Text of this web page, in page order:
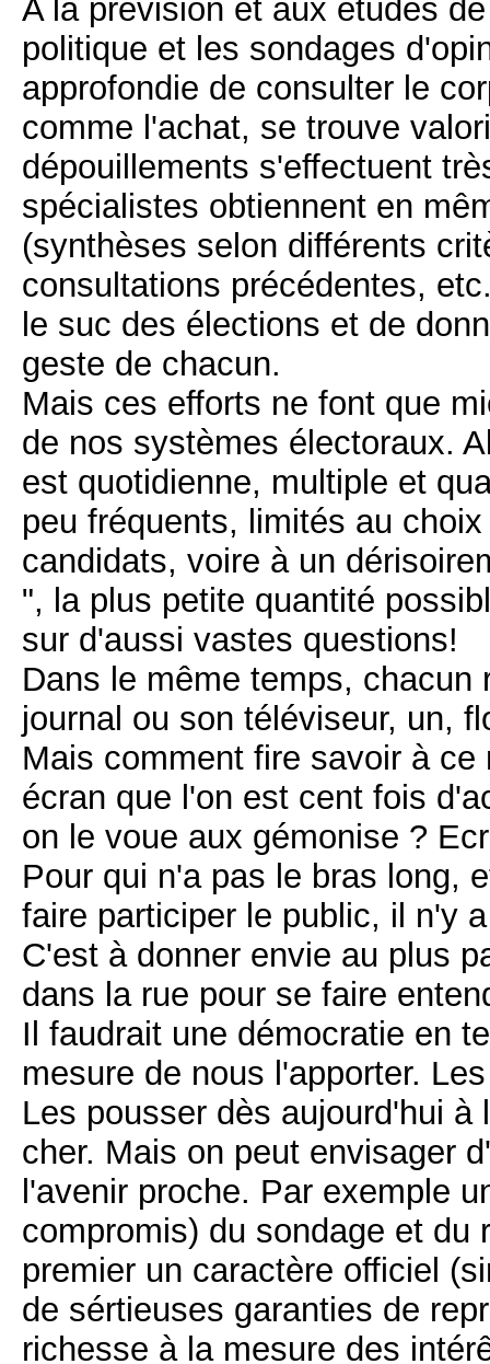
A la prévision et aux études
politique et les sondages
approfondie de consulter le
comme l'achat, se trouve
dépouillements s'effectuent
spécialistes obtiennent en
(synthèses selon différents
consultations précédentes,
le suc des élections et de
geste de chacun.
Mais ces efforts ne font que
de nos systèmes électoraux.
est quotidienne, multiple et
peu fréquents, limités au
candidats, voire à un
", la plus petite quantité
sur d'aussi vastes questions!
Dans le même temps,
journal ou son téléviseur, un,
Mais comment fire savoir à
écran que l'on est cent fois
on le voue aux gémonise ?
Pour qui n'a pas le bras long,
faire participer le public, il n'y
C'est à donner envie au plus
dans la rue pour se faire
Il faudrait une démocratie en
mesure de nous l'apporter.
Les pousser dès aujourd'hui
cher. Mais on peut envisager
l'avenir proche. Par exemple
compromis) du sondage et du
premier un caractère officiel
de sértieuses garanties de
richesse à la mesure des